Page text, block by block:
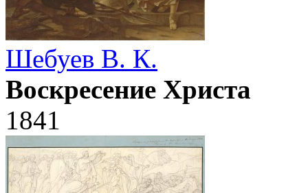
Шебуев В. К.
Воскресение Христа
1841